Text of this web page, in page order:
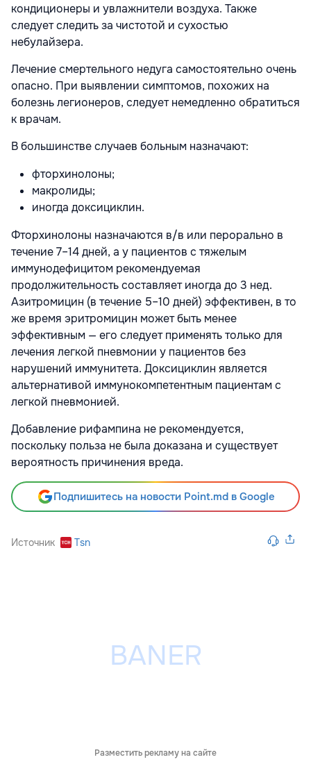
кондиционеры и увлажнители воздуха. Также
следует следить за чистотой и сухостью
небулайзера.
Лечение смертельного недуга самостоятельно очень
опасно. При выявлении симптомов, похожих на
болезнь легионеров, следует немедленно обратиться
к врачам.
В большинстве случаев больным назначают:
фторхинолоны;
макролиды;
иногда доксициклин.
Фторхинолоны назначаются в/в или перорально в
течение 7–14 дней, а у пациентов с тяжелым
иммунодефицитом рекомендуемая
продолжительность составляет иногда до 3 нед.
Азитромицин (в течение 5–10 дней) эффективен, в то
же время эритромицин может быть менее
эффективным — его следует применять только для
лечения легкой пневмонии у пациентов без
нарушений иммунитета. Доксициклин является
альтернативой иммунокомпетентным пациентам с
легкой пневмонией.
Добавление рифампина не рекомендуется,
поскольку польза не была доказана и существует
вероятность причинения вреда.
Подпишитесь на новости Point.md в Google
Источник Tsn
Разместить рекламу на сайте